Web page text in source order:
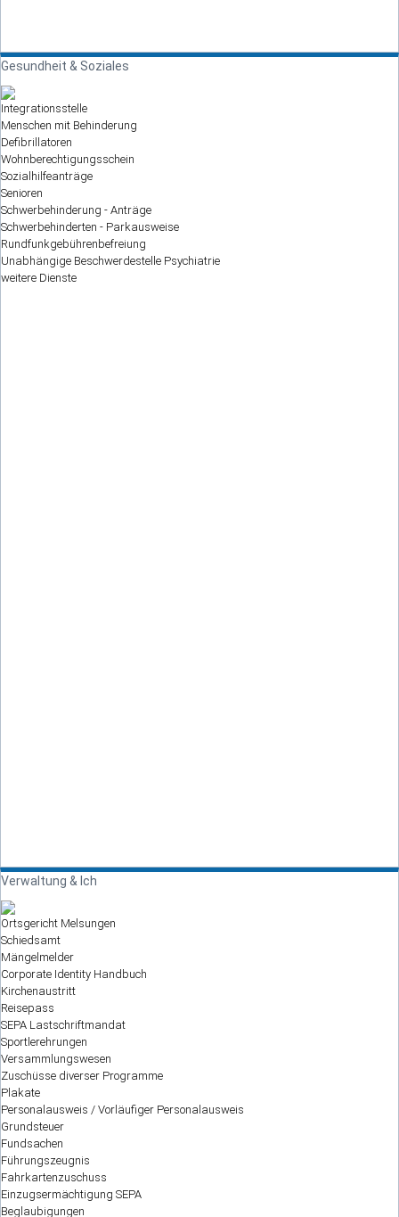
Gesundheit & Soziales
Integrationsstelle
Menschen mit Behinderung
Defibrillatoren
Wohnberechtigungsschein
Sozialhilfeanträge
Senioren
Schwerbehinderung - Anträge
Schwerbehinderten - Parkausweise
Rundfunkgebührenbefreiung
Unabhängige Beschwerdestelle Psychiatrie
weitere Dienste
Verwaltung & Ich
Ortsgericht Melsungen
Schiedsamt
Mängelmelder
Corporate Identity Handbuch
Kirchenaustritt
Reisepass
SEPA Lastschriftmandat
Sportlerehrungen
Versammlungswesen
Zuschüsse diverser Programme
Plakate
Personalausweis / Vorläufiger Personalausweis
Grundsteuer
Fundsachen
Führungszeugnis
Fahrkartenzuschuss
Einzugsermächtigung SEPA
Beglaubigungen